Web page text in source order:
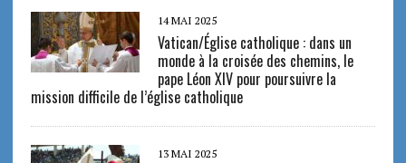
14 MAI 2025
Vatican/Église catholique : dans un
monde à la croisée des chemins, le
pape Léon XIV pour poursuivre la
mission difficile de l’église catholique
13 MAI 2025